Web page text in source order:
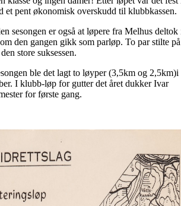
et pent økonomisk overskudd til klubbkassen.
sesongen er også at løpere fra Melhus deltok
den gangen gikk som parløp. To par stilte på
store suksessen.
ble det lagt to løyper (3,5km og 2,5km)i
I klubb-løp for gutter det året dukker Ivar
for første gang.